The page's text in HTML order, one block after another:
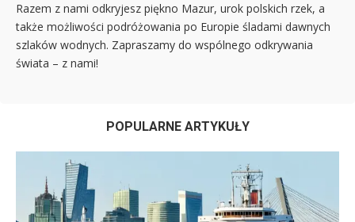
Razem z nami odkryjesz piękno Mazur, urok polskich rzek, a
także możliwości podróżowania po Europie śladami dawnych
szlaków wodnych. Zapraszamy do wspólnego odkrywania
świata – z nami!
POPULARNE ARTYKUŁY